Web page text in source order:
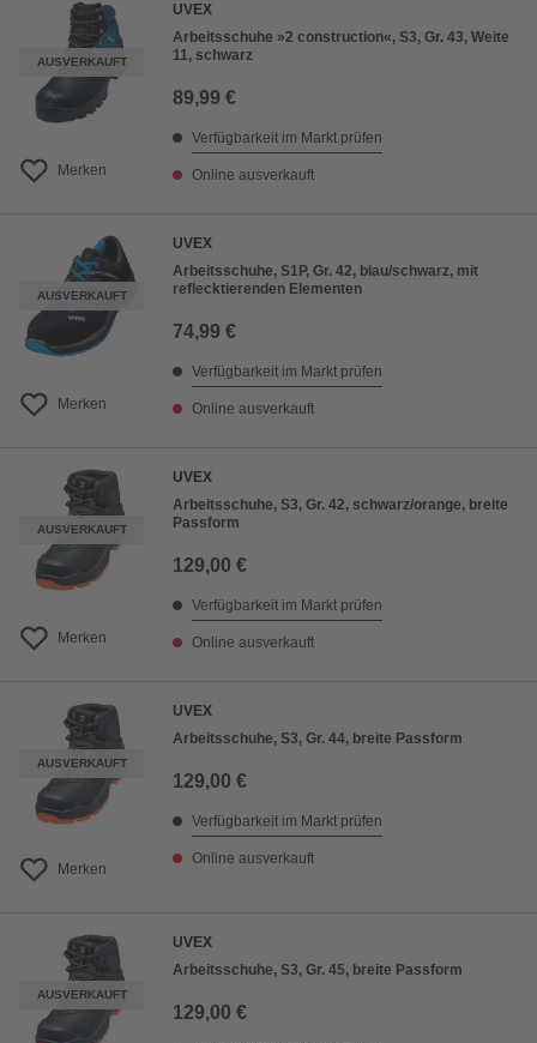
AUSVERKAUFT
Merken
UVEX
Arbeitsschuhe »2 construction«, S3, Gr. 43, Weite
11, schwarz
89,99 €
Verfügbarkeit im Markt prüfen
Online ausverkauft
AUSVERKAUFT
Merken
UVEX
Arbeitsschuhe, S1P, Gr. 42, blau/schwarz, mit
reflecktierenden Elementen
74,99 €
Verfügbarkeit im Markt prüfen
Online ausverkauft
AUSVERKAUFT
Merken
UVEX
Arbeitsschuhe, S3, Gr. 42, schwarz/orange, breite
Passform
129,00 €
Verfügbarkeit im Markt prüfen
Online ausverkauft
AUSVERKAUFT
Merken
UVEX
Arbeitsschuhe, S3, Gr. 44, breite Passform
129,00 €
Verfügbarkeit im Markt prüfen
Online ausverkauft
AUSVERKAUFT
UVEX
Arbeitsschuhe, S3, Gr. 45, breite Passform
129,00 €